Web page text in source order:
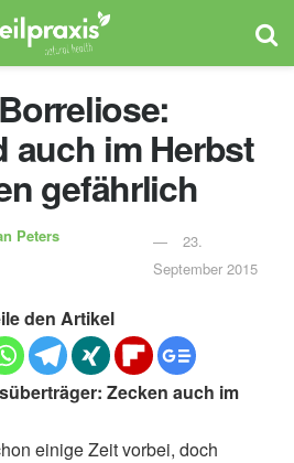
auch im Herbst
gefährlich
Peters
23.
September 2015
den Artikel
Zecken auch im
einige Zeit vorbei, doch